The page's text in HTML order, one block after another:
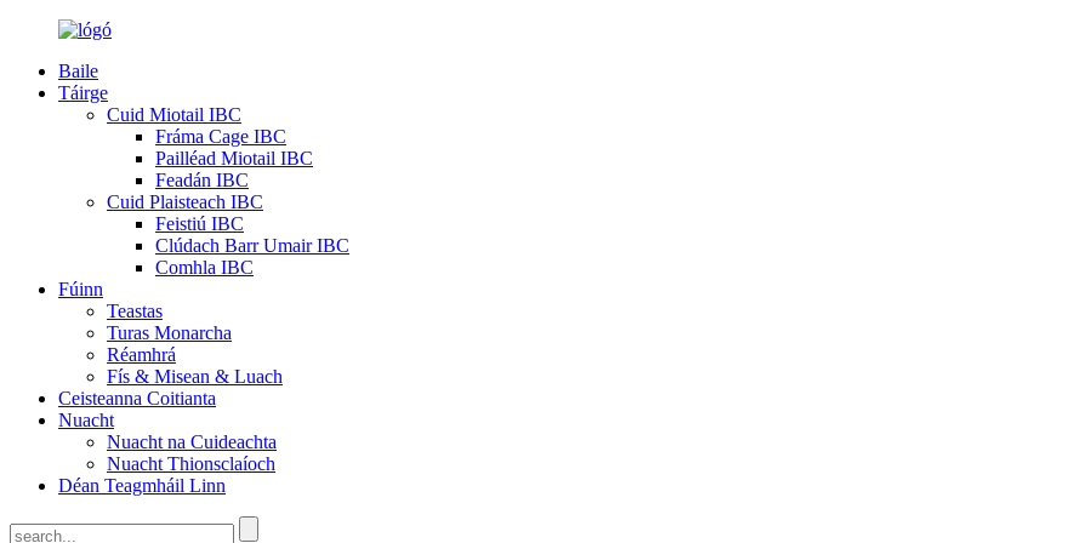
Baile
Táirge
Cuid Miotail IBC
Fráma Cage IBC
Pailléad Miotail IBC
Feadán IBC
Cuid Plaisteach IBC
Feistiú IBC
Clúdach Barr Umair IBC
Comhla IBC
Fúinn
Teastas
Turas Monarcha
Réamhrá
Fís & Misean & Luach
Ceisteanna Coitianta
Nuacht
Nuacht na Cuideachta
Nuacht Thionsclaíoch
Déan Teagmháil Linn